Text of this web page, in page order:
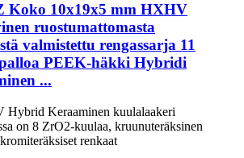
Koko 10x19x5 mm HXHV
ruostumattomasta
valmistettu rengassarja 11
PEEK-häkki Hybridi
...